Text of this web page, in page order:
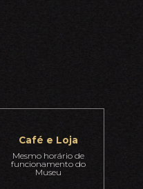
Café e Loja
Mesmo horário de
funcionamento do
Museu